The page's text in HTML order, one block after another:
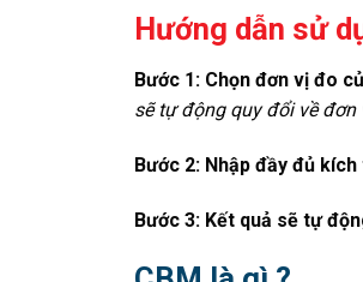
Hướng dẫn sử
Bước 1: Chọn đơn vị đo
sẽ tự động quy đổi về đơn
Bước 2: Nhập đầy đủ
Bước 3: Kết quả sẽ tự